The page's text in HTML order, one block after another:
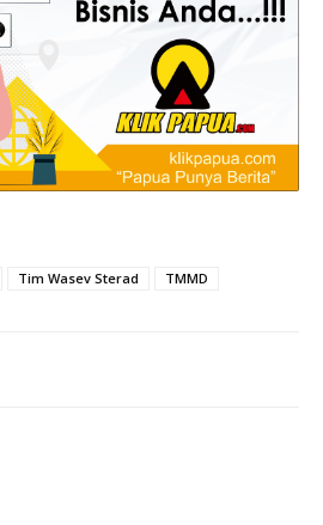
Tim Wasev Sterad TMMD